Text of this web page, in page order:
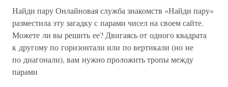
Найди пару Онлайновая служба знакомств «Найди пару»
разместила эту загадку с парами чисел на своем сайте.
Можете ли вы решить ее? Двигаясь от одного квадрата
к другому по горизонтали или по вертикали (но не
по диагонали), вам нужно проложить тропы между
парами